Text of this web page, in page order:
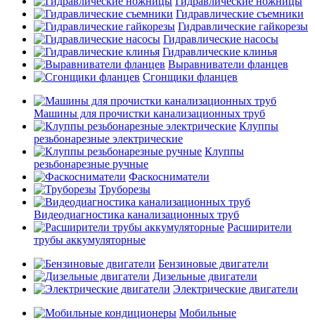
Гидравлические съемники
Гидравлические гайкорезы
Гидравлические насосы
Гидравлические клинья
Выравниватели фланцев
Сгонщики фланцев
Машины для прочистки канализационных труб
Клуппы
резьбонарезные электрические
Клуппы
резьбонарезные ручные
Фаскосниматели
Труборезы
Видеодиагностика канализационных труб
Расширители
трубы аккумуляторные
Бензиновые двигатели
Дизельные двигатели
Электрические двигатели
Мобильные